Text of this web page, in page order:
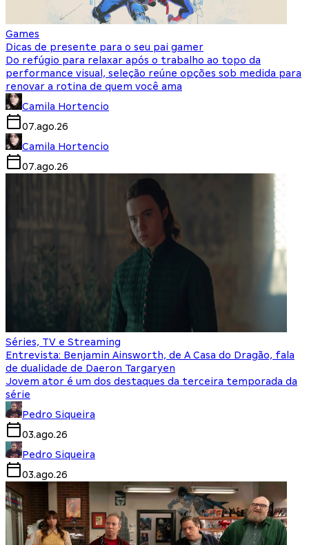
Games
Dicas de presente para o seu pai gamer
Do refúgio para relaxar após o trabalho ao topo da
performance visual, seleção reúne opções sob medida para
renovar a rotina de quem você ama
Camila Hortencio
07.ago.26
Camila Hortencio
07.ago.26
Séries, TV e Streaming
Entrevista: Benjamin Ainsworth, de A Casa do Dragão, fala
de dualidade de Daeron Targaryen
Jovem ator é um dos destaques da terceira temporada da
série
Pedro Siqueira
03.ago.26
Pedro Siqueira
03.ago.26